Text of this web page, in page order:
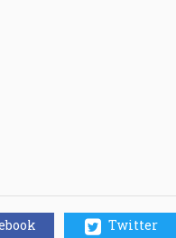
Twitter